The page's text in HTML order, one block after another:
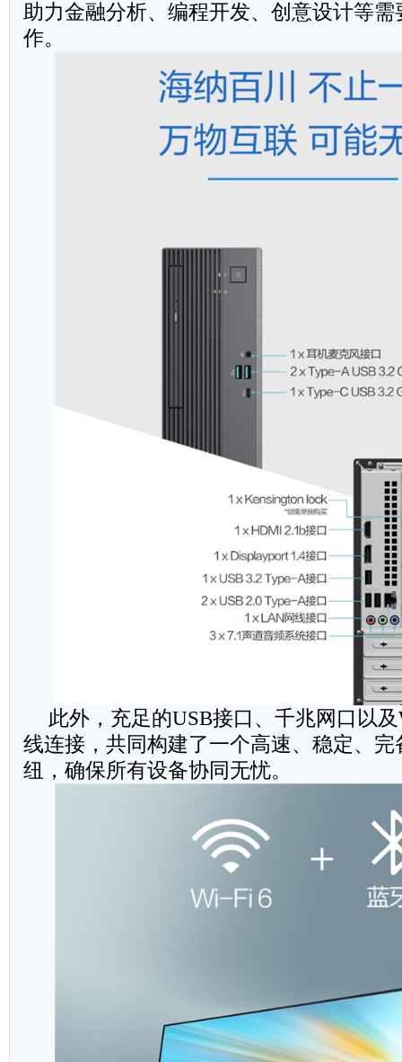
助力金融分析、编程开发、创意设计等
作。
此外，充足的USB接口、千兆网口以
线连接，共同构建了一个高速、稳定、
纽，确保所有设备协同无忧。